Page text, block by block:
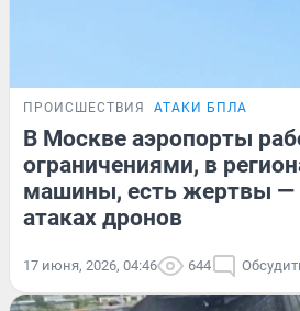
ПРОИСШЕСТВИЯ АТАКИ БПЛА
В Москве аэропорты
ограничениями, в
машины, есть жертвы —
атаках дронов
17 июня, 2026, 04:46 644